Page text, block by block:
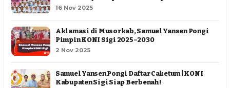
16 Nov 2025
Aklamasi di Musorkab, Samuel Yansen Pongi
Pimpin KONI Sigi 2025–2030
2 Nov 2025
Samuel Yansen Pongi Daftar Caketum | KONI
Kabupaten Sigi Siap Berbenah !